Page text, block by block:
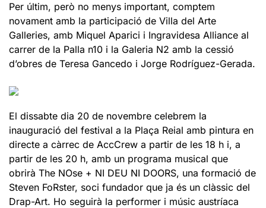
Per últim, però no menys important, comptem
novament amb la participació de Villa del Arte
Galleries, amb Miquel Aparici i Ingravidesa Alliance al
carrer de la Palla n10 i la Galeria N2 amb la cessió
d’obres de Teresa Gancedo i Jorge Rodríguez-Gerada.
El dissabte dia 20 de novembre celebrem la
inauguració del festival a la Plaça Reial amb pintura en
directe a càrrec de AccCrew a partir de les 18 h i, a
partir de les 20 h, amb un programa musical que
obrirà The NOse + NI DEU NI DOORS, una formació de
Steven FoRster, soci fundador que ja és un clàssic del
Drap-Art. Ho seguirà la performer i músic austríaca